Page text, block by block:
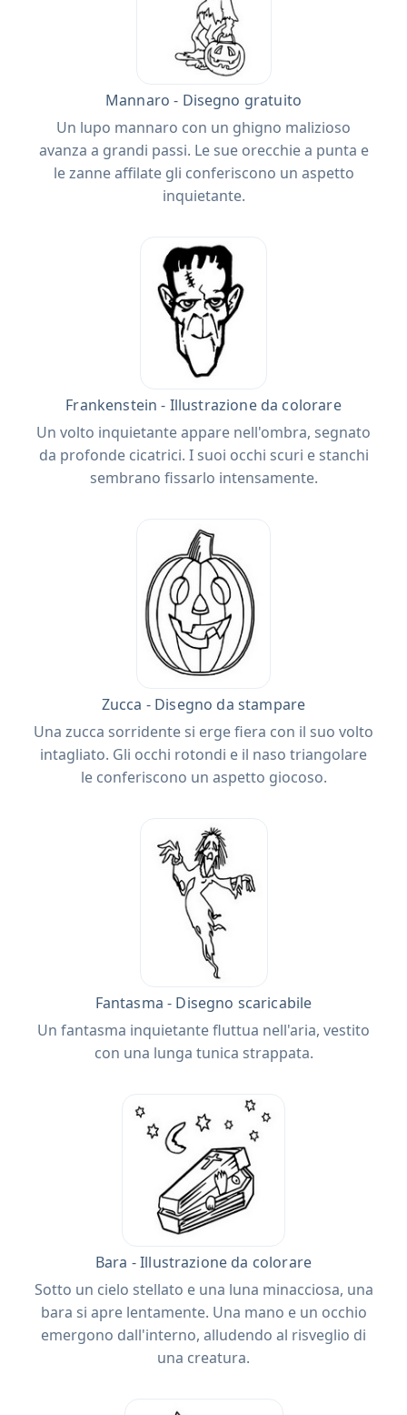
Mannaro - Disegno gratuito
Un lupo mannaro con un ghigno malizioso
avanza a grandi passi. Le sue orecchie a punta e
le zanne affilate gli conferiscono un aspetto
inquietante.
Frankenstein - Illustrazione da colorare
Un volto inquietante appare nell'ombra, segnato
da profonde cicatrici. I suoi occhi scuri e stanchi
sembrano fissarlo intensamente.
Zucca - Disegno da stampare
Una zucca sorridente si erge fiera con il suo volto
intagliato. Gli occhi rotondi e il naso triangolare
le conferiscono un aspetto giocoso.
Fantasma - Disegno scaricabile
Un fantasma inquietante fluttua nell'aria, vestito
con una lunga tunica strappata.
Bara - Illustrazione da colorare
Sotto un cielo stellato e una luna minacciosa, una
bara si apre lentamente. Una mano e un occhio
emergono dall'interno, alludendo al risveglio di
una creatura.